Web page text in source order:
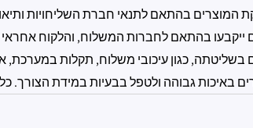
בהתאם לתנאי חברת השליחויות
ייקבעו בהתאם לחברות המשלוח, והלקוח
בשליטתה, כגון עיכובי משלוח, תקלות במערכת,
גבוהה ולטפל בבעיות במידת הצורך. כל